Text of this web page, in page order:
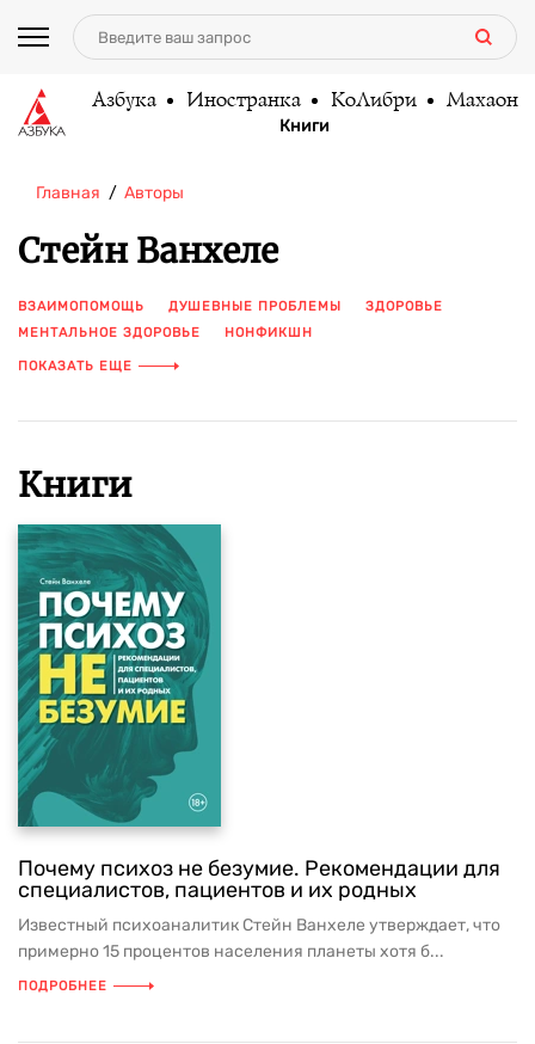
Азбука Иностранка КоЛибри Махаон
Книги
Главная Авторы
Стейн Ванхеле
ВЗАИМОПОМОЩЬ ДУШЕВНЫЕ ПРОБЛЕМЫ
ЗДОРОВЬЕ
МЕНТАЛЬНОЕ ЗДОРОВЬЕ
НОНФИКШН
НОНФИКШН. NONFICTION
ПОКАЗАТЬ ЕЩЕ
Книги
Почему психоз не безумие. Рекомендации для
специалистов, пациентов и их родных
Известный психоаналитик Стейн Ванхеле утверждает, что
примерно 15 процентов населения планеты хотя б...
ПОДРОБНЕЕ